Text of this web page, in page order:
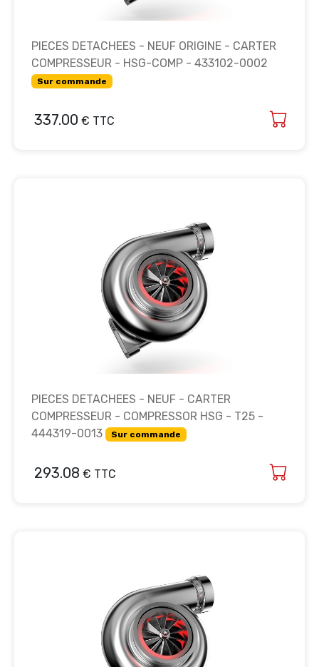
PIECES DETACHEES - NEUF ORIGINE - CARTER
COMPRESSEUR - HSG-COMP - 433102-0002
Sur commande
337.00 € TTC
PIECES DETACHEES - NEUF - CARTER
COMPRESSEUR - COMPRESSOR HSG - T25 -
444319-0013
Sur commande
293.08 € TTC